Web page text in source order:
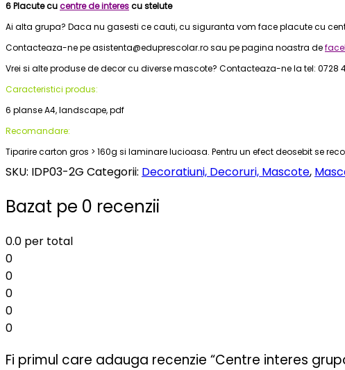
6 Placute cucentre de interescu stelute
Ai alta grupa? Daca nu gasesti ce cauti, cu siguranta vom face placute cu
Contacteaza-ne pe asistenta@eduprescolar.ro sau pe pagina noastra de
Vrei si alte produse de decor cu diverse mascote? Contacteaza-ne la tel: 0728
Caracteristici produs:
6 planse A4, landscape, pdf
Recomandare:
Tiparire carton gros > 160g si laminare lucioasa. Pentru un efect deosebit se
SKU: IDP03-2G Categorii: Decoratiuni, Decoruri, Mascote,
Bazat pe 0 recenzii
0.0 per total
0
0
0
0
0
Fi primul care adauga recenzie “Centre interes